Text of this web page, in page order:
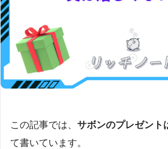
この記事では、 サボンのプレゼント
て書いています。